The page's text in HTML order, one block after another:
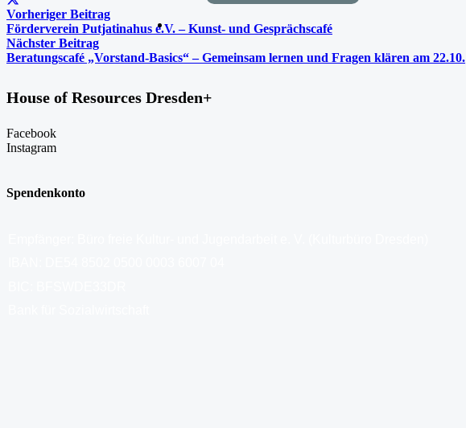
Vorheriger Beitrag
Förderverein Putjatinahus e.V. – Kunst- und Gesprächscafé
Nächster Beitrag
Beratungscafé „Vorstand-Basics“ – Gemeinsam lernen und Fragen klären am 22.10.
House of Resources Dresden+
Facebook
Instagram
Spendenkonto